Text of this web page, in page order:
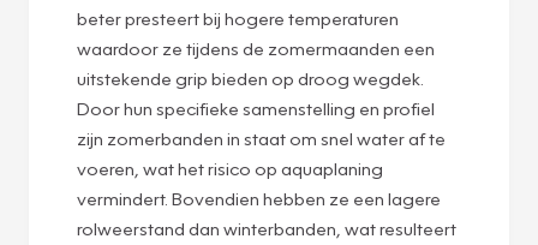
beter presteert bij hogere temperaturen
waardoor ze tijdens de zomermaanden een
uitstekende grip bieden op droog wegdek.
Door hun specifieke samenstelling en profiel
zijn zomerbanden in staat om snel water af te
voeren, wat het risico op aquaplaning
vermindert. Bovendien hebben ze een lagere
rolweerstand dan winterbanden, wat resulteert